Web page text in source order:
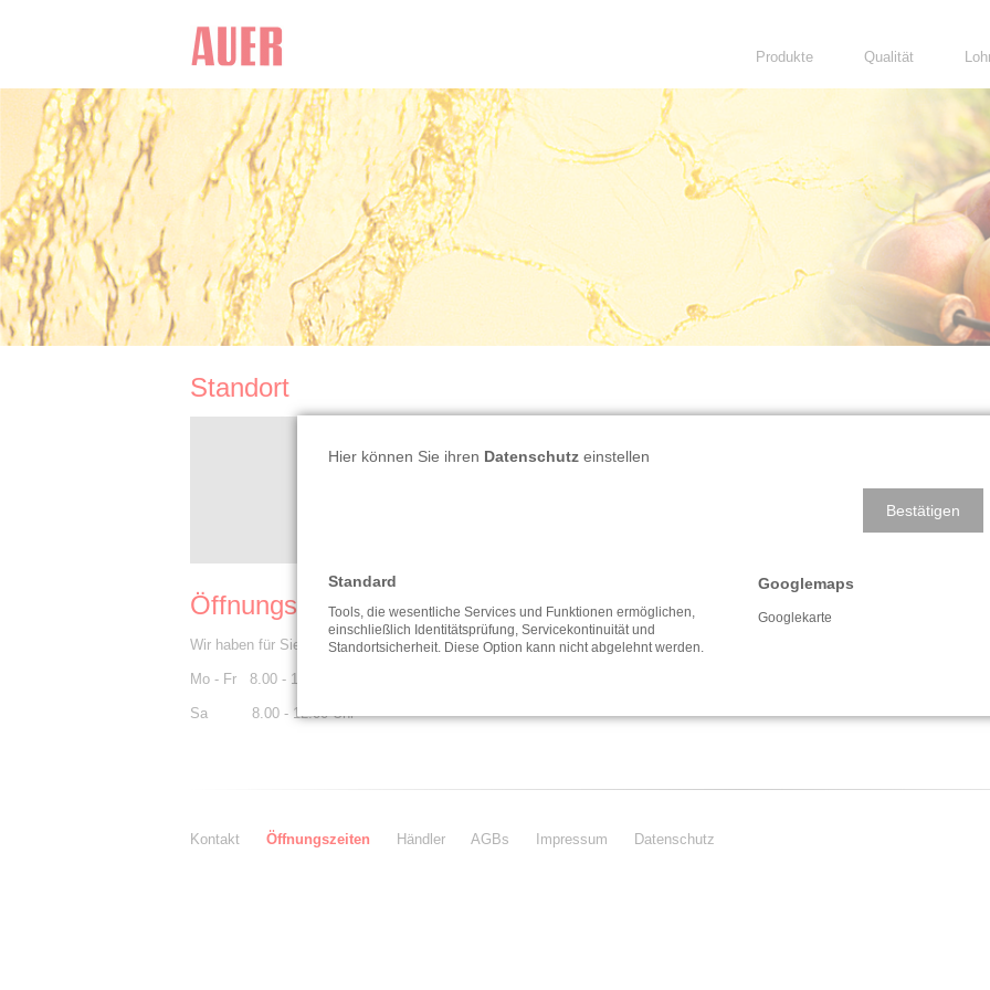
Navigation
Produkte Qualität
Standort
anpassen um den Inhalt zu
Öffnungszeiten
Wir haben für Sie geöffnet:
Mo - Fr 8.00 - 12.00 Uhr und 14.00 - 18.00 Uhr
Sa 8.00 - 12.00 Uhr
Navigation
Kontakt Öffnungszeiten Händler AGBs Impressum Datenschutz
Hier können Sie ihren Datenschutz einstellen
Bestätigen
Standard
Tools, die wesentliche Services und Funktionen ermöglichen,
einschließlich Identitätsprüfung, Servicekontinuität und
Standortsicherheit. Diese Option kann nicht abgelehnt werden.
Googlemaps
Googlekarte